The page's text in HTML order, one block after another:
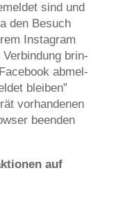
sind und
den Besuch
Insta­gram
Ver­bin­dung brin­
abmel­
blei­ben”
vor­han­de­nen
been­den
auf